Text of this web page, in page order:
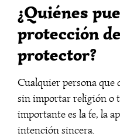
¿Quiénes
protección
protector?
Cualquier persona que
sin importar religión o
importante es la fe, la
intención sincera.